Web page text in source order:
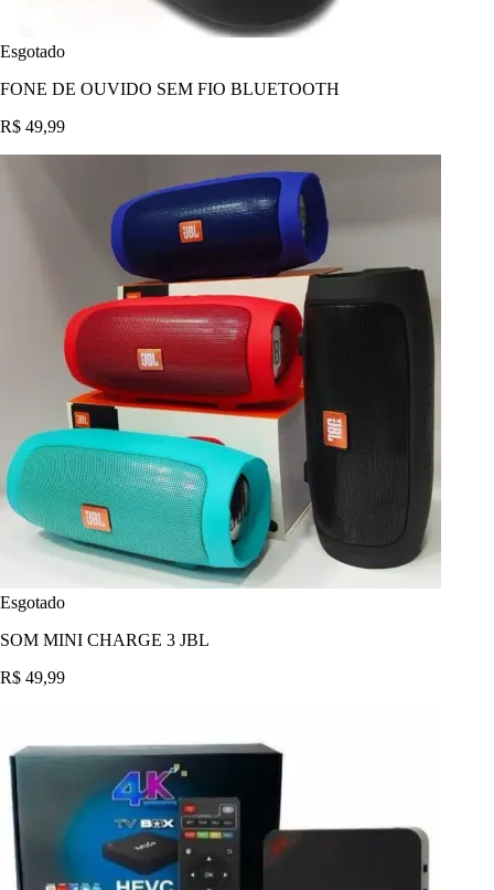
Esgotado
FONE DE OUVIDO SEM FIO BLUETOOTH
R$ 49,99
Esgotado
SOM MINI CHARGE 3 JBL
R$ 49,99